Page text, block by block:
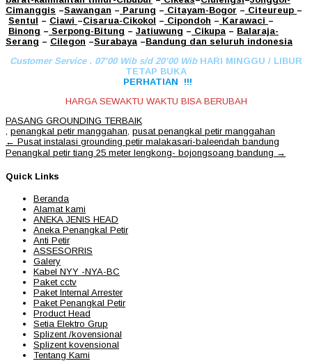
Cimanggis –Sawangan – Parung – Citayam-Bogor – Citeureup –
Sentul – Ciawi –Cisarua-Cikokol – Cipondoh – Karawaci –
Binong – Serpong-Bitung – Jatiuwung – Cikupa – Balaraja-
Serang – Cilegon –Surabaya –Bandung dan seluruh indonesia
Customer Service . 07’00 Wib s/d 20’00 WibHARI MINGGU / LIBUR
TETAP BUKA
PERHATIAN !!!
HARGA SEWAKTU WAKTU BISA BERUBAH
PASANG GROUNDING TERBAIK
, penangkal petir manggahan, pusat penangkal petir manggahan
Post
navigation
← Pusat instalasi grounding petir malakasari-baleendah bandung
Penangkal petir tiang 25 meter lengkong- bojongsoang bandung →
Quick Links
Beranda
Alamat kami
ANEKA JENIS HEAD
Aneka Penangkal Petir
Anti Petir
ASSESORRIS
Galery
Kabel NYY -NYA-BC
Paket cctv
Paket Internal Arrester
Paket Penangkal Petir
Product Head
Setia Elektro Grup
Splizent /kovensional
Splizent kovensional
Tentang Kami